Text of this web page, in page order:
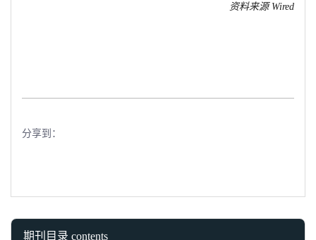
资料来源Wired
分享到：
期刊目录 contents